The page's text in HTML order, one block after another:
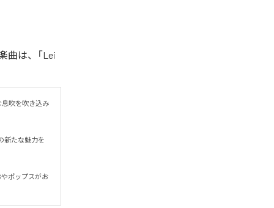
曲は、「Lei
息吹を吹き込み
新たな魅力を
ポップスがお